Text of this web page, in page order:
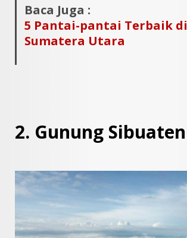
Baca Juga :
5 Pantai-pantai Terbaik di
Sumatera Utara
2. Gunung Sibuaten